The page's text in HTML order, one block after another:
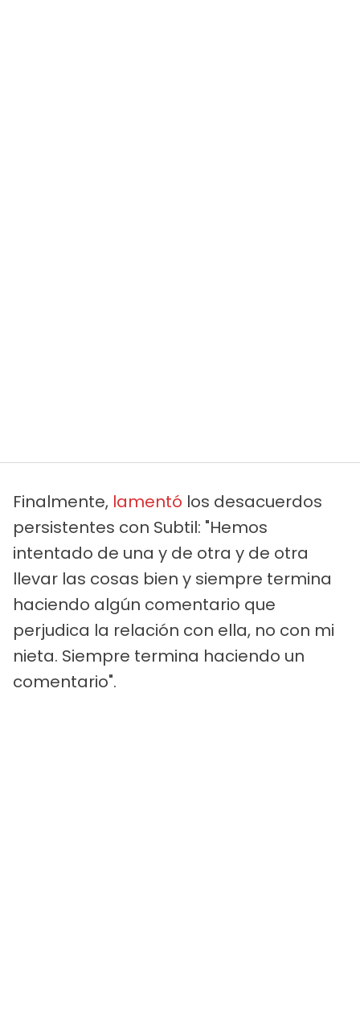
Finalmente, lamentó los desacuerdos
persistentes con Subtil: "Hemos
intentado de una y de otra y de otra
llevar las cosas bien y siempre termina
haciendo algún comentario que
perjudica la relación con ella, no con mi
nieta. Siempre termina haciendo un
comentario".